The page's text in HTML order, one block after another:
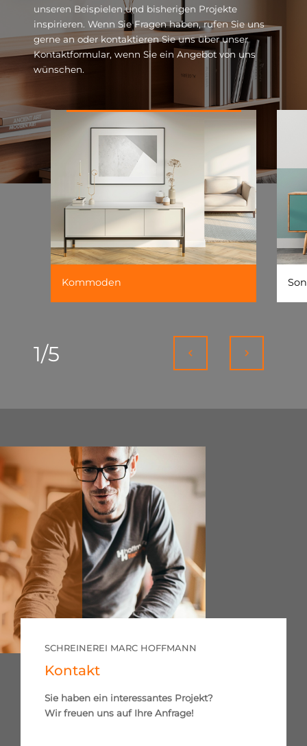
unseren Beispielen und bisherigen Projekte
inspirieren. Wenn Sie Fragen haben, rufen Sie uns
gerne an oder kontaktieren Sie uns über unser
Kontaktformular, wenn Sie ein Angebot von uns
wünschen.
1/5
Kommoden
SCHREINEREI MARC HOFFMANN
Kontakt
Sie haben ein interessantes Projekt?
Wir freuen uns auf Ihre Anfrage!